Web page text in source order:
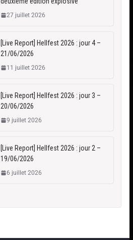
27 juillet 2026
[Live Report] Hellfest 2026 : jour 4 –
21/06/2026
11 juillet 2026
[Live Report] Hellfest 2026 : jour 3 –
20/06/2026
9 juillet 2026
[Live Report] Hellfest 2026 : jour 2 –
19/06/2026
6 juillet 2026